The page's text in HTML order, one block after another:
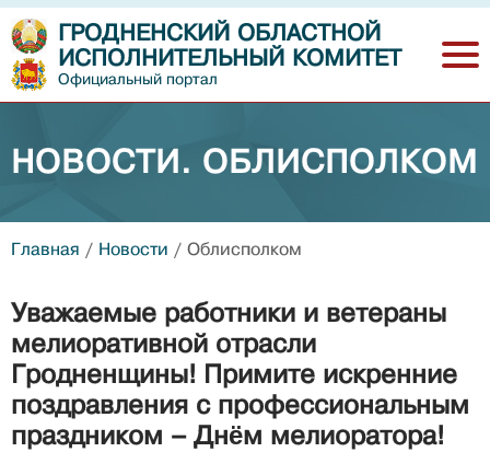
ГРОДНЕНСКИЙ ОБЛАСТНОЙ
ИСПОЛНИТЕЛЬНЫЙ КОМИТЕТ
Официальный портал
НОВОСТИ. ОБЛИСПОЛКОМ
Главная / Новости / Облисполком
Уважаемые работники и ветераны
мелиоративной отрасли
Гродненщины! Примите искренние
поздравления с профессиональным
праздником – Днём мелиоратора!